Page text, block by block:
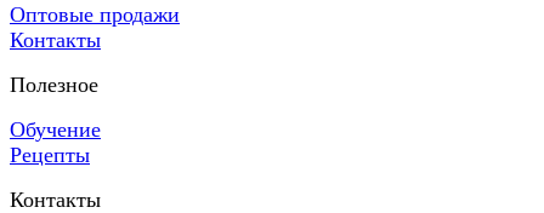
Оптовые продажи
Контакты
Полезное
Обучение
Рецепты
Контакты